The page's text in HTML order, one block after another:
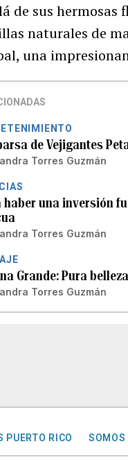
de sus hermosas
naturales de
una
de Vejigantes
Torres Guzmán
haber una inversión
Torres Guzmán
Grande: Pura
Torres Guzmán
PUERTO RICO SOMOS